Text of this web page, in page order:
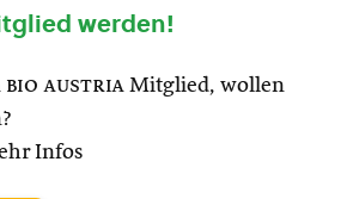
werden!
bio austria Mitglied, wollen
Infos